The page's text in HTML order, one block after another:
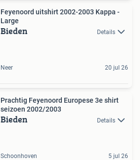
Feyenoord uitshirt 2002-2003 Kappa -
Large
Bieden Details
Neer 20 jul 26
Prachtig Feyenoord Europese 3e shirt
seizoen 2002/2003
Bieden Details
Schoonhoven 5 jul 26